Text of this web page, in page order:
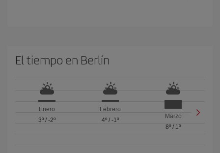
El tiempo en Berlín
Enero
3º/ -2º
Febrero
4º/ -1º
Marzo
8º / 1º